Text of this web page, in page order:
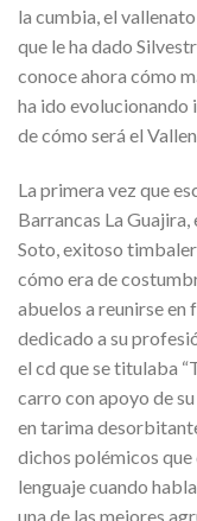
la cumbia, el
que le ha dado
conoce ahora cómo
ha ido evolucionando
de cómo será el
La primera vez que
Barrancas La
Soto, exitoso
cómo era de
abuelos a reunirse en
dedicado a su
el cd que se titulaba
carro con apoyo de
en tarima
dichos polémicos que
lenguaje cuando
una de las mejores